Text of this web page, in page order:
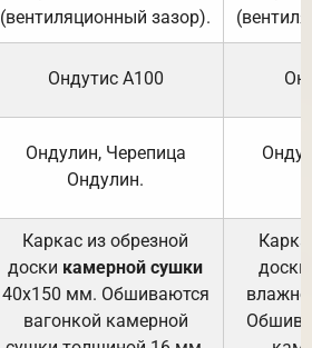
(вентиляционный зазор).
Ондутис А100
Ондулин, Черепица
Ондулин.
Каркас из обрезной
доски камерной сушки
40х150 мм. Обшиваются
вагонкой камерной
доски